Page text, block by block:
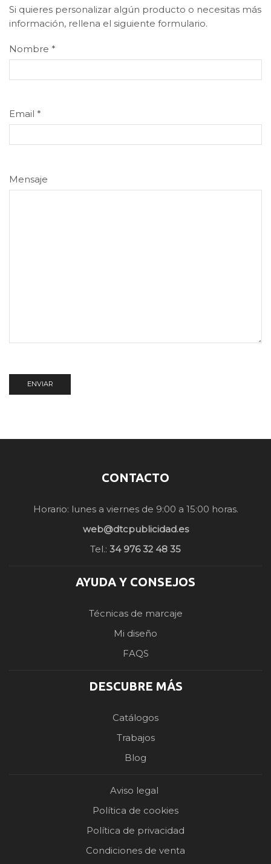
Si quieres personalizar algún producto o necesitas más
información, rellena el siguiente formulario.
Nombre *
Email *
Mensaje
CONTACTO
Horario: lunes a viernes de 9:00 a 15:00 horas.
web@dtcpublicidad.es
Tel.: 34 976 32 48 35
AYUDA Y CONSEJOS
Técnicas de marcaje
Mi diseño
FAQS
DESCUBRE MÁS
Catálogos
Trabajos
Blog
Aviso legal
Política de cookies
Política de privacidad
Condiciones de venta